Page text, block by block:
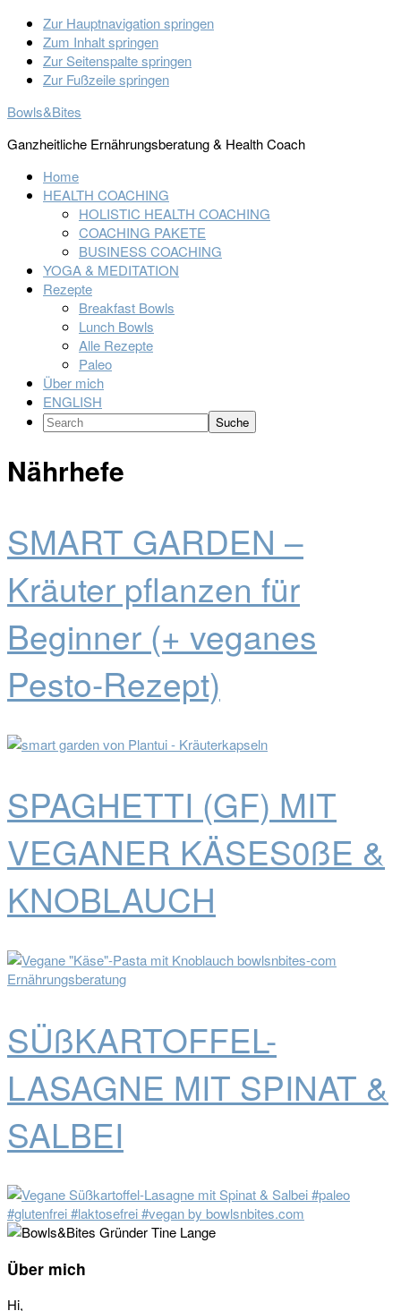
Zur Hauptnavigation springen
Zum Inhalt springen
Zur Seitenspalte springen
Zur Fußzeile springen
Bowls&Bites
Ganzheitliche Ernährungsberatung & Health Coach
Home
HEALTH COACHING
HOLISTIC HEALTH COACHING
COACHING PAKETE
BUSINESS COACHING
YOGA & MEDITATION
Rezepte
Breakfast Bowls
Lunch Bowls
Alle Rezepte
Paleo
Über mich
ENGLISH
Search
Nährhefe
SMART GARDEN –
Kräuter pflanzen für
Beginner (+ veganes
Pesto-Rezept)
SPAGHETTI (GF) MIT
VEGANER KÄSES0ßE &
KNOBLAUCH
SÜßKARTOFFEL-
LASAGNE MIT SPINAT &
SALBEI
Seitenspalte
Über mich
Hi,